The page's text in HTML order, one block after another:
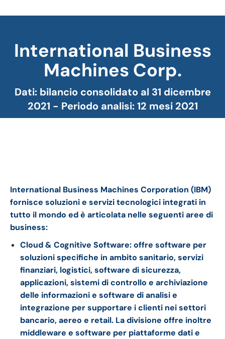
International Business
Machines Corp.
Dati: bilancio consolidato al 31 dicembre
2021 - Periodo analisi: 12 mesi 2021
Tu sei qui:
International Business Machines Corporation (IBM)
fornisce soluzioni e servizitecnologici integrati in
tutto il mondo ed è articolata nelle seguenti aree di
business:
Cloud & Cognitive Software: offre software per
soluzioni specifiche in ambito sanitario, servizi
finanziari, logistici, software di sicurezza,
applicazioni, sistemi di controllo e archiviazione
delle informazioni e software di analisi e
integrazione per supportare i clienti nei settori
bancario, aereo e retail. La divisione offre inoltre
middleware e software per piattaforme dati e